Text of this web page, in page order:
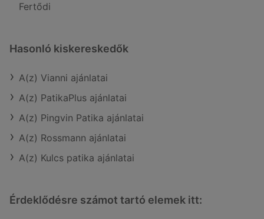
Fertődi
Hasonló kiskereskedők
A(z) Vianni ajánlatai
A(z) PatikaPlus ajánlatai
A(z) Pingvin Patika ajánlatai
A(z) Rossmann ajánlatai
A(z) Kulcs patika ajánlatai
Érdeklődésre számot tartó elemek itt: